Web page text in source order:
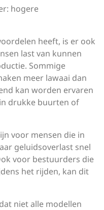
hogere
heeft, is er ook
last van kunnen
Sommige
meer lawaai dan
kan worden ervaren
drukke buurten of
voor mensen die in
geluidsoverlast snel
voor bestuurders die
het rijden, kan dit
niet alle modellen